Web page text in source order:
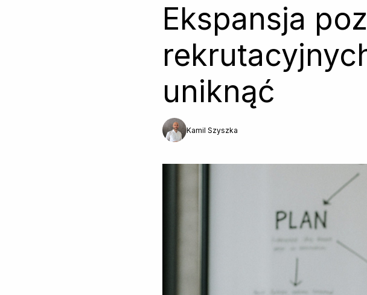
Ekspansja
uniknąć
Kamil Szyszka